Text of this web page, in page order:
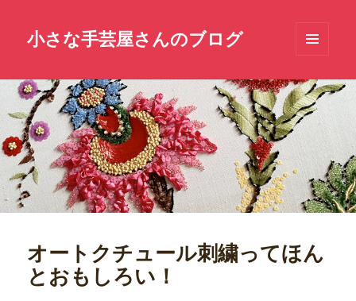
小さな手芸屋さんのブログ
ーとウ
ィジェ
ット
オートクチュール刺繍ってほん
とおもしろい！